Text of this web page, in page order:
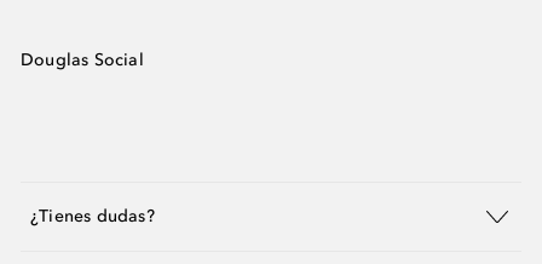
Douglas Social
¿Tienes dudas?